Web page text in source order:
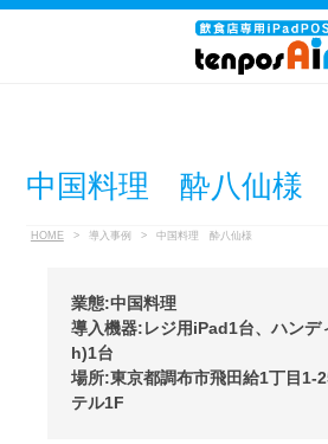
中国料理 酔八仙様
HOME > 導入事例 > 中国料理 酔八仙様
業態:中国料理
導入機器:レジ用iPad1台、ハン
h)1台
場所:東京都調布市飛田給1丁目1-
テル1F